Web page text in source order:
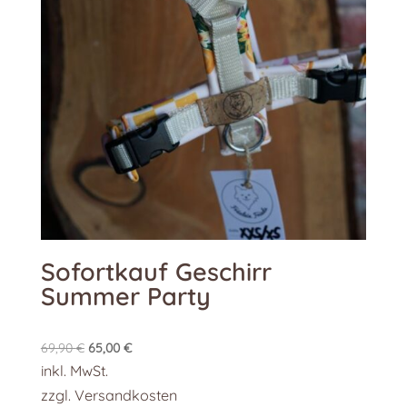
werden
Sofortkauf Geschirr
Summer Party
69,90€ Ursprünglicher
Preis
war:
65,00 €Aktueller
ist:
inkl. MwSt.
zzgl. Versandkosten